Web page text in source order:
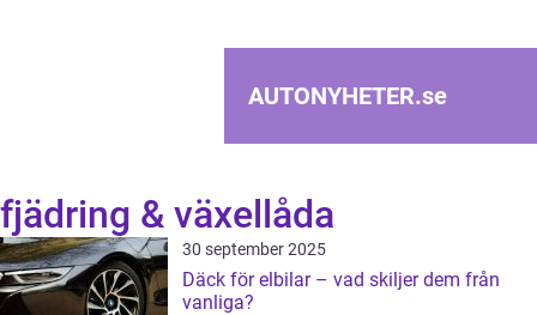
AUTONYHETER.se
fjädring & växellåda
30 september 2025
Däck för elbilar – vad skiljer dem från
vanliga?